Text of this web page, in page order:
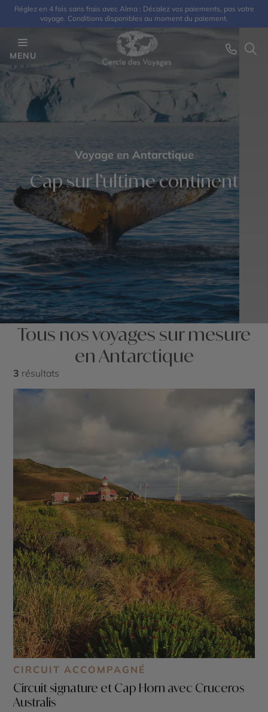
Réglez en 4 fois sans frais avec Alma : Décalez vos paiements, pas votre
voyage. Conditions disponibles au moment du paiement.
MENU
Voyage en Antarctique
Cap sur l’ultime continent
Tous nos voyages sur mesure
en Antarctique
3 résultats
CIRCUIT ACCOMPAGNÉ
Circuit signature et Cap Horn avec Cruceros
Australis